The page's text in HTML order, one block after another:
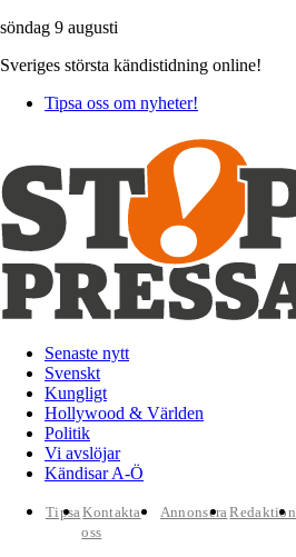
söndag 9 augusti
Sveriges största kändistidning online!
Tipsa oss om nyheter!
Senaste nytt
Svenskt
Kungligt
Hollywood & Världen
Politik
Vi avslöjar
Kändisar A-Ö
TipsaKontakta
oss
AnnonseraRedaktion